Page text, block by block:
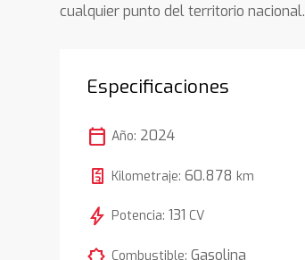
cualquier punto del territorio nacional.
Especificaciones
calendar_today Año: 2024
Kilometraje:60.878 km
bolt Potencia:131 CV
Combustible:Gasolina